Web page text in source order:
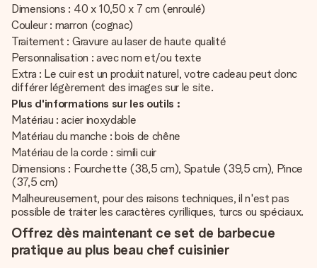
Dimensions : 40 x 10,50 x 7 cm (enroulé)
Couleur : marron (cognac)
Traitement : Gravure au laser de haute qualité
Personnalisation : avec nom et/ou texte
Extra : Le cuir est un produit naturel, votre cadeau peut donc
différer légèrement des images sur le site.
Plus d'informations sur les outils :
Matériau : acier inoxydable
Matériau du manche : bois de chêne
Matériau de la corde : simili cuir
Dimensions : Fourchette (38,5 cm), Spatule (39,5 cm), Pince
(37,5 cm)
Malheureusement, pour des raisons techniques, il n'est pas
possible de traiter les caractères cyrilliques, turcs ou spéciaux.
Offrez dès maintenant ce set de barbecue
pratique au plus beau chef cuisinier